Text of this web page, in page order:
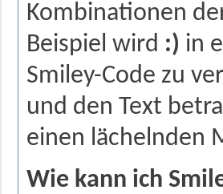
Kombinationen
Beispiel wird :) in
Smiley-Code zu
und den Text
einen lächelnden
Wie kann ich